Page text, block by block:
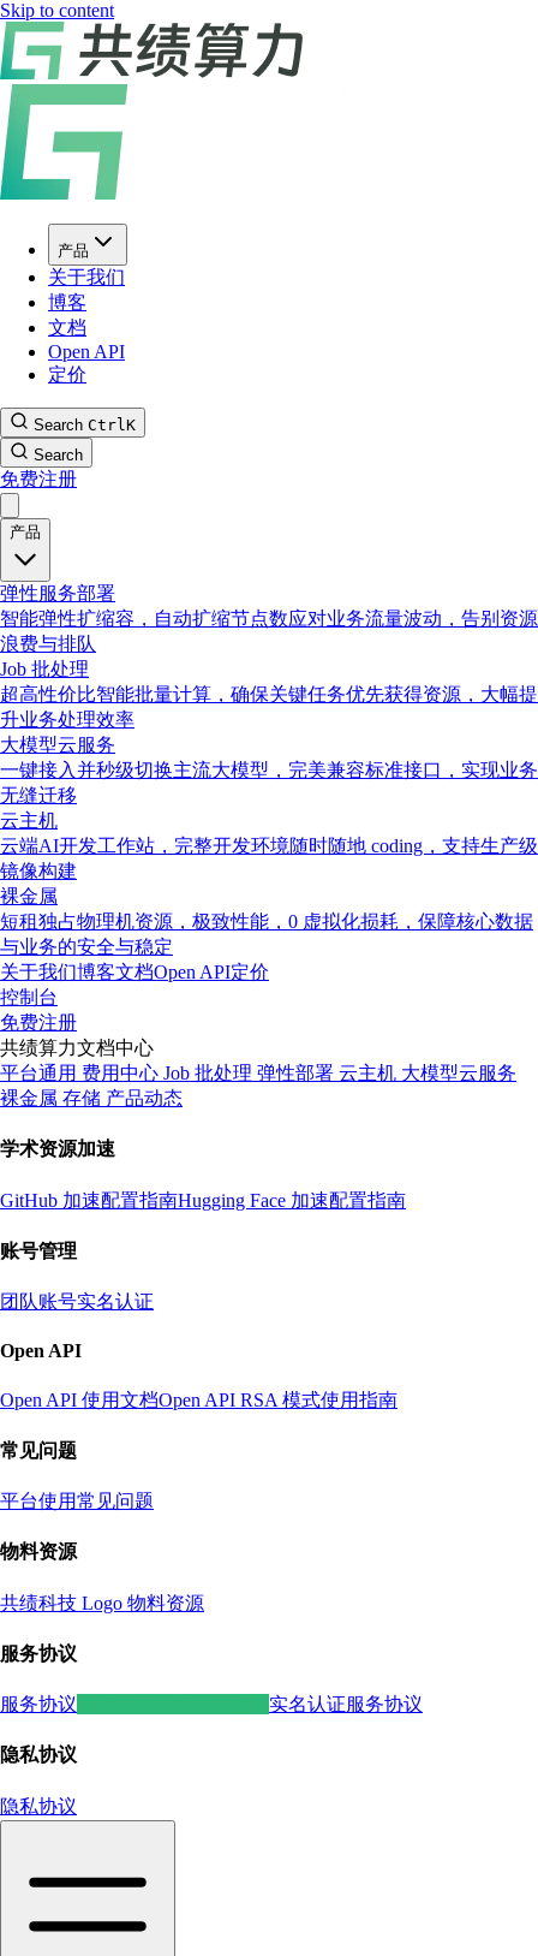
Skip to content
产品
关于我们
博客
文档
Open API
定价
Search CtrlK
Search
免费注册
产品
弹性服务部署
智能弹性扩缩容，自动扩缩节点数应对业务流量波动，告别资源
浪费与排队
Job 批处理
超高性价比智能批量计算，确保关键任务优先获得资源，大幅提
升业务处理效率
大模型云服务
一键接入并秒级切换主流大模型，完美兼容标准接口，实现业务
无缝迁移
云主机
云端AI开发工作站，完整开发环境随时随地 coding，支持生产级
镜像构建
裸金属
短租独占物理机资源，极致性能，0 虚拟化损耗，保障核心数据
与业务的安全与稳定
关于我们博客文档Open API定价
控制台
免费注册
共绩算力文档中心
平台通用 费用中心 Job 批处理 弹性部署 云主机 大模型云服务
裸金属 存储 产品动态
学术资源加速
GitHub 加速配置指南Hugging Face 加速配置指南
账号管理
团队账号实名认证
Open API
Open API 使用文档Open API RSA 模式使用指南
常见问题
平台使用常见问题
物料资源
共绩科技 Logo 物料资源
服务协议
服务协议 实名认证服务协议
隐私协议
隐私协议